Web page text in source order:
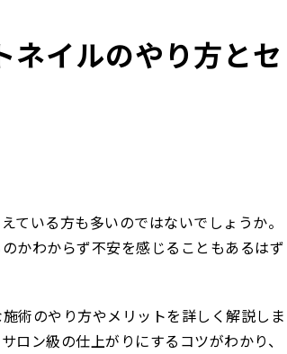
ネイルのやり方とセ
ている方も多いのではないでしょうか。
かわからず不安を感じることもあるはず
術のやり方やメリットを詳しく解説しま
ロン級の仕上がりにするコツがわかり、